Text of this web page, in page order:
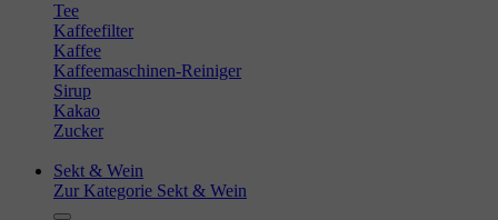
Tee
Kaffeefilter
Kaffee
Kaffeemaschinen-Reiniger
Sirup
Kakao
Zucker
Sekt & Wein
Zur Kategorie Sekt & Wein